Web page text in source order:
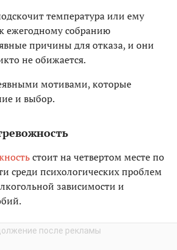
температура или ему
ежегодному собранию
причины для отказа, и они
не обижается.
мотивами, которые
и выбор.
стоит на четвертом месте по
среди психологических проблем
зависимости и